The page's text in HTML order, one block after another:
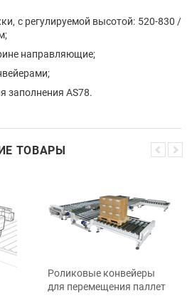
с регулируемой высотой: 520-830 /
направляющие;
заполнения AS78.
ТОВАРЫ
Роликовые конвейеры
для перемещения паллет